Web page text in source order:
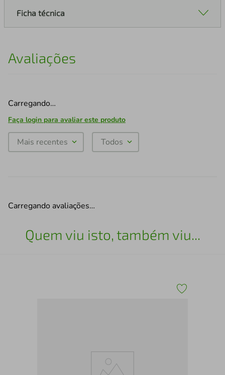
Ficha técnica
Avaliações
Carregando…
Faça login para avaliar este produto
Mais recentes Todos
Carregando avaliações…
Quem viu isto, também viu...